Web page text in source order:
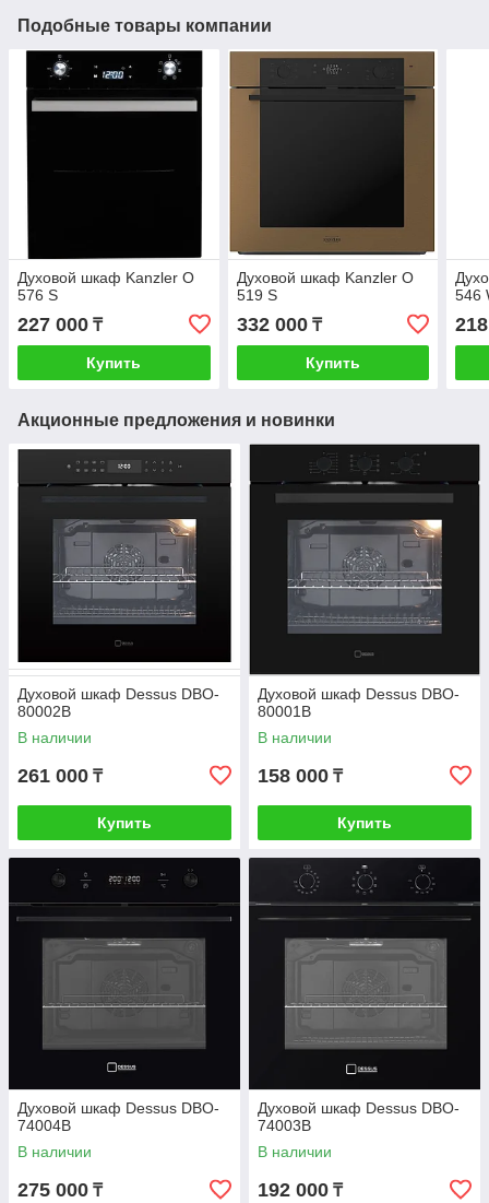
Подобные товары компании
Духовой шкаф Kanzler O
576 S
227 000 ₸
Купить
Духовой шкаф Kanzler O
519 S
332 000₸
Купить
546
Акционные предложения и новинки
Духовой шкаф Dessus DBO-
80002B
В наличии
261 000 ₸
Купить
Духовой шкаф Dessus DBO-
80001B
В наличии
158 000 ₸
Купить
Духовой шкаф Dessus DBO-
74004B
В наличии
275 000 ₸
Духовой шкаф Dessus DBO-
74003B
В наличии
192 000 ₸